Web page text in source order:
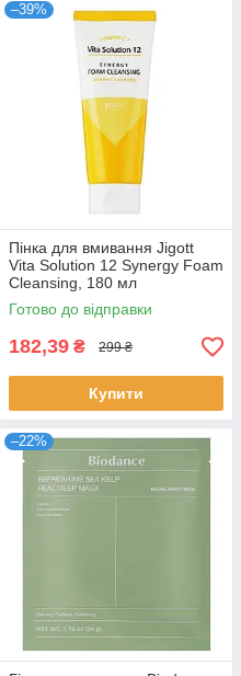
–39%
Пінка для вмивання Jigott
Vita Solution 12 Synergy Foam
Cleansing, 180 мл
Готово до відправки
182,39 ₴ 299 ₴
Купити
–22%